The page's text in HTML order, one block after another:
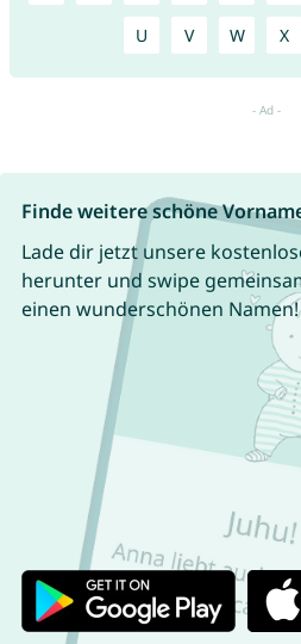
U V W X
Finde weitere schöne
Lade dir jetzt unsere
herunter und swipe
einen wunderschönen Namen!